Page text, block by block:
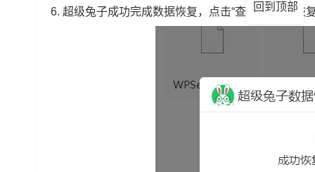
6. 超级兔子成功完成数据恢复，点击“查看”可找到恢
回到顶部